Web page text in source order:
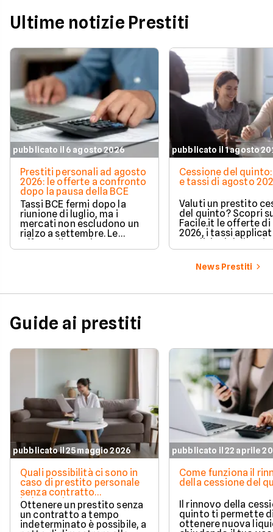
Ultime notizie Prestiti
pubblicato il 6 agosto 2026
Prestiti personali ad agosto
2026: le offerte a confronto
dopo la pausa della BCE
Tassi BCE fermi dopo la
riunione di luglio, ma i
mercati non escludono un
rialzo a settembre. Le
offerte di prestito
personale di agosto 2026 su
pubblicato il 1 agosto
Cessione del
e tassi di agosto
Valuti un prestito
del quinto? Scopri
Facile.it le offerte
2026, i tassi
condizioni delle
soluzioni disponibili.
News Prestiti
Guide ai prestiti
pubblicato il 25 maggio 2026
Quali possibilità ci sono in
caso di prestito personale
senza contratto
indeterminato
Ottenere un prestito senza
un contratto a tempo
indeterminato è possibile, a
pubblicato il 22 aprile
Come funziona il
della cessione del
Il rinnovo della
quinto ti permette
ottenere nuova